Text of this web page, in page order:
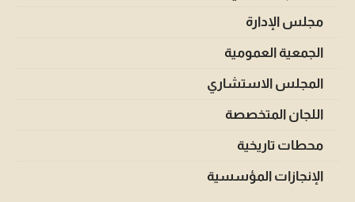
مجلس الإدارة
الجمعية العمومية
المجلس الاستشاري
اللجان المتخصصة
محطات تاريخية
الإنجازات المؤسسية